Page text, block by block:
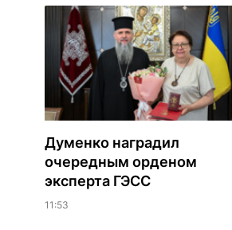
Думенко наградил
очередным орденом
эксперта ГЭСС
11:53